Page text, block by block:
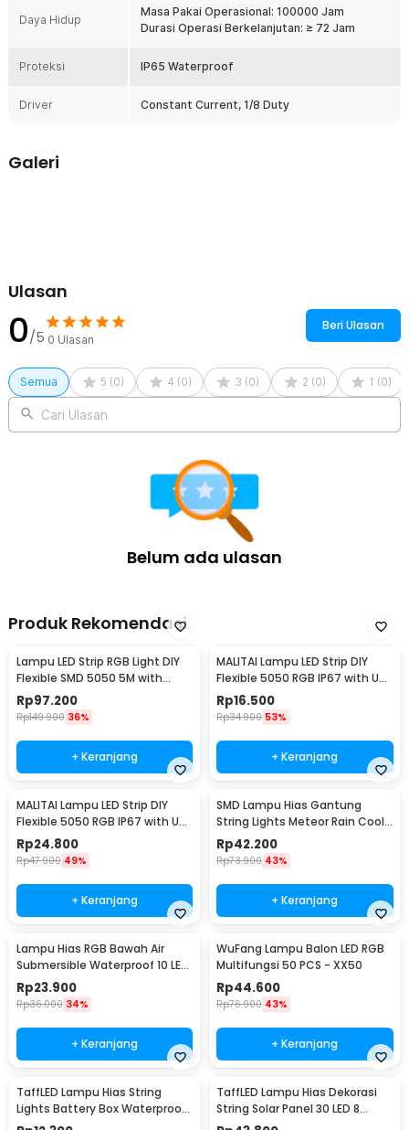
Daya Hidup
Masa Pakai Operasional: 100000 Jam
Durasi Operasi Berkelanjutan: ≥ 72 Jam
Proteksi IP65 Waterproof
Driver Constant Current, 1/8 Duty
Galeri
Ulasan
0/5 0 Ulasan
Beri Ulasan
Semua 5 (0) 4 (0) 3 (0) 2 (0) 1 (0)
Cari Ulasan
Belum ada ulasan
Produk Rekomendasi
Lampu LED Strip RGB Light DIY
Flexible SMD 5050 5M with
Remote
Rp97.200
Rp149.900 36%
+ Keranjang
MALITAI Lampu LED Strip DIY
Flexible 5050 RGB IP67 with USB
Controller 1M - SMD2835
Rp16.500
Rp34.900 53%
+ Keranjang
MALITAI Lampu LED Strip DIY
Flexible 5050 RGB IP67 with USB
Controller 2M - SMD2835
Rp24.800
Rp47.900 49%
+ Keranjang
SMD Lampu Hias Gantung
String Lights Meteor Rain Cool
White 30cm 8 PCS
Rp42.200
Rp73.900 43%
+ Keranjang
Lampu Hias RGB Bawah Air
Submersible Waterproof 10 LED
with Remote - 13017
Rp23.900
Rp36.000 34%
+ Keranjang
WuFang Lampu Balon LED RGB
Multifungsi 50 PCS - XX50
Rp44.600
Rp76.900 43%
+ Keranjang
TaffLED Lampu Hias String
Lights Battery Box Waterproof
50 LED 5M - G5
TaffLED Lampu Hias Dekorasi
String Solar Panel 30 LED 8
Mode 6.5M - 896